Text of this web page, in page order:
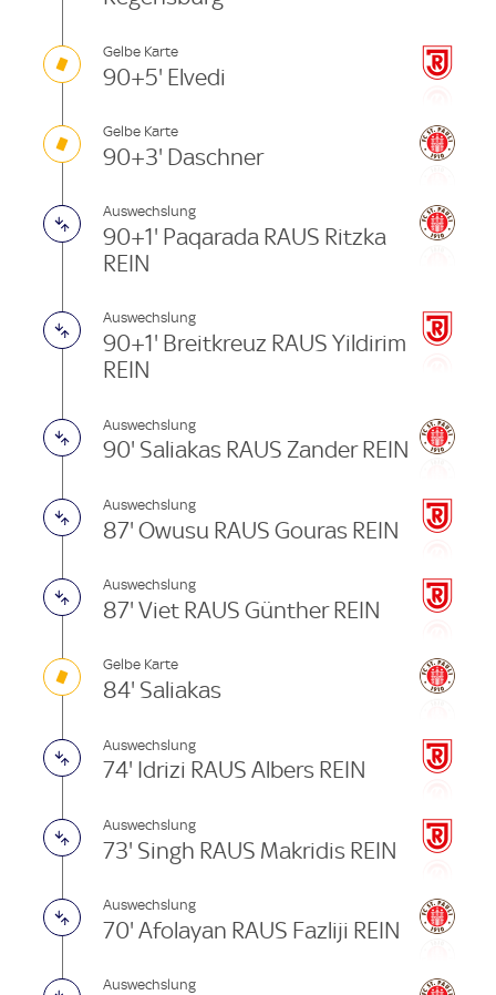
Gelbe Karte
90+5' Elvedi
Gelbe Karte
90+3' Daschner
Auswechslung
90+1' Paqarada RAUS Ritzka
REIN
Auswechslung
90+1' Breitkreuz RAUS Yildirim
REIN
Auswechslung
90' Saliakas RAUS Zander REIN
Auswechslung
87' Owusu RAUS Gouras REIN
Auswechslung
87' Viet RAUS Günther REIN
Gelbe Karte
84' Saliakas
Auswechslung
74' Idrizi RAUS Albers REIN
Auswechslung
73' Singh RAUS Makridis REIN
Auswechslung
70' Afolayan RAUS Fazliji REIN
Auswechslung